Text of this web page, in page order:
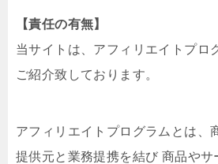
【責任の有無】
当サイトは、アフィリエイトプロ
ご紹介致しております。
アフィリエイトプログラムとは、
提供元と業務提携を結び 商品やサ